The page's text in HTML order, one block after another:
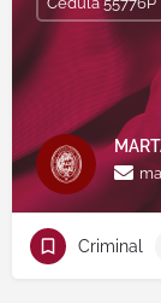
Criminal